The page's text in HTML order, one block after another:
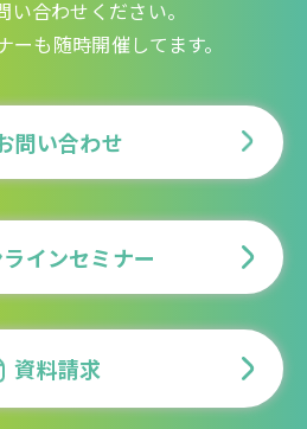
い合わせください。
も随時開催してます。
問い合わせ
インセミナー
資料請求